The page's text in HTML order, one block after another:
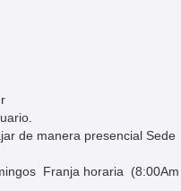
de manera presencial
Franja horaria